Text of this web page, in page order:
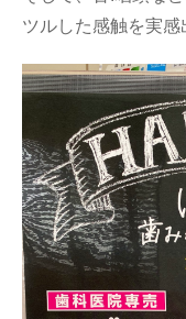
ツルした感触を実感